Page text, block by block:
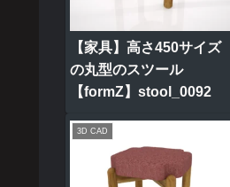
【家具】高さ450サイズ
の丸型のスツール
【formZ】stool_0092
3D CAD